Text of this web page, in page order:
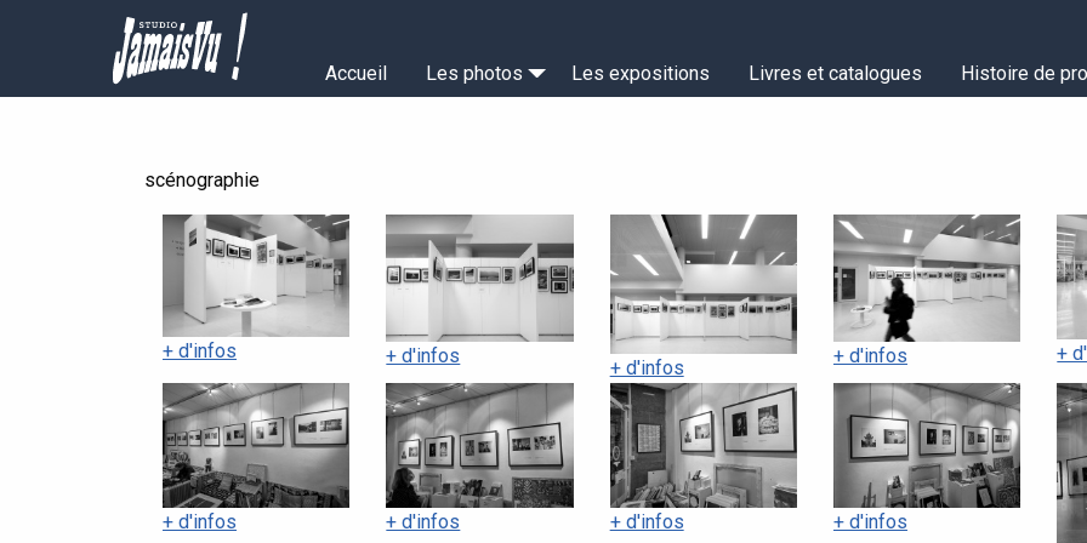
principal
Navigation
Accueil Les photos Les expositions Livres et catalogues Histoire de
scénographie
+ d'infos + d'infos
+ d'infos
+ d'infos +
+ d'infos + d'infos + d'infos + d'infos